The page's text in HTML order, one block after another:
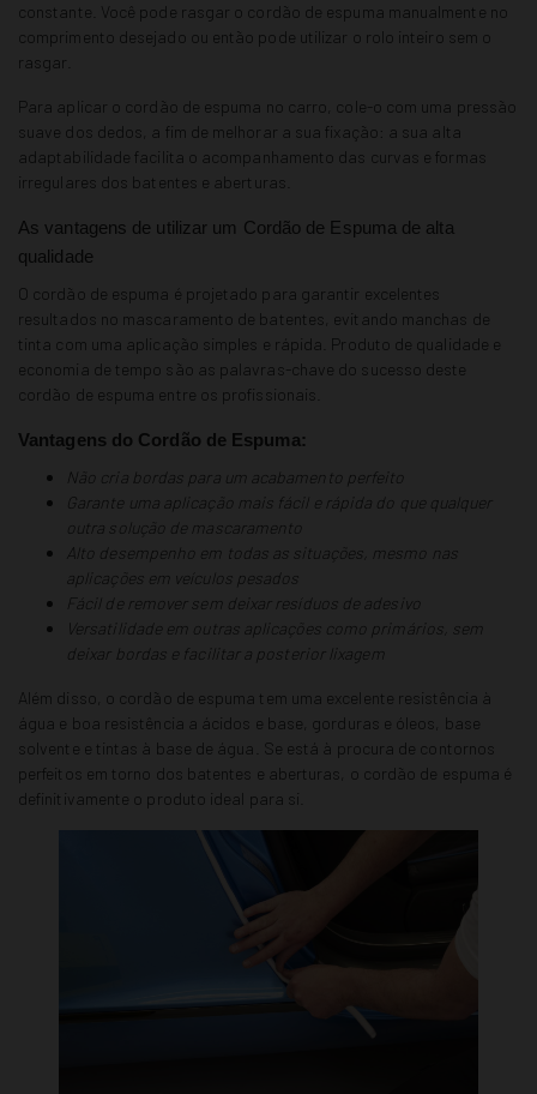
constante. Você pode rasgar o cordão de espuma manualmente no
comprimento desejado ou então pode utilizar o rolo inteiro sem o
rasgar.
Para aplicar o cordão de espuma no carro, cole-o com uma pressão
suave dos dedos, a fim de melhorar a sua fixação: a sua alta
adaptabilidade facilita o acompanhamento das curvas e formas
irregulares dos batentes e aberturas.
As vantagens de utilizar um Cordão de Espuma de alta
qualidade
O cordão de espuma é projetado para garantir excelentes
resultados no mascaramento de batentes, evitando manchas de
tinta com uma aplicação simples e rápida. Produto de qualidade e
economia de tempo são as palavras-chave do sucesso deste
cordão de espuma entre os profissionais.
Vantagens do Cordão de Espuma:
Não cria bordas para um acabamento perfeito
Garante uma aplicação mais fácil e rápida do que qualquer
outra solução de mascaramento
Alto desempenho em todas as situações, mesmo nas
aplicações em veículos pesados
Fácil de remover sem deixar resíduos de adesivo
Versatilidade em outras aplicações como primários, sem
deixar bordas e facilitar a posterior lixagem
Além disso, o cordão de espuma tem uma excelente resistência à
água e boa resistência a ácidos e base, gorduras e óleos, base
solvente e tintas à base de água. Se está à procura de contornos
perfeitos em torno dos batentes e aberturas, o cordão de espuma é
definitivamente o produto ideal para si.